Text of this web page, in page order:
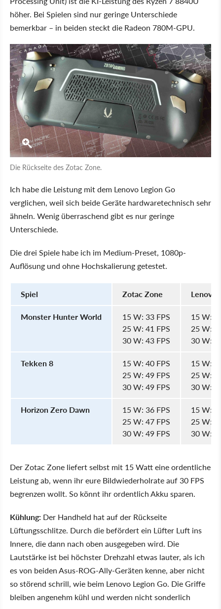
höher. Bei Spielen sind nur geringe Unterschiede
bemerkbar – in beiden steckt die Radeon 780M-GPU.
Die Rückseite des Zotac Zone.
Ich habe die Leistung mit dem Lenovo Legion Go
verglichen, weil sich beide Geräte hardwaretechnisch sehr
ähneln. Wenig überraschend gibt es nur geringe
Unterschiede.
Die drei Spiele habe ich im Medium-Preset, 1080p-
Auflösung und ohne Hochskalierung getestet.
Spiel Zotac Zone
Lenovo
Monster Hunter World
15 W: 33 FPS
25 W: 41 FPS
30 W: 43 FPS
15 W:
25 W:
30 W:
Tekken 8
15 W: 40 FPS
25 W: 49 FPS
30 W: 49 FPS
15 W:
25 W:
30 W:
Horizon Zero Dawn
15 W: 36 FPS
25 W: 47 FPS
30 W: 49 FPS
15 W:
25 W:
30 W:
Der Zotac Zone liefert selbst mit 15 Watt eine ordentliche
Leistung ab, wenn ihr eure Bildwiederholrate auf 30 FPS
begrenzen wollt. So könnt ihr ordentlich Akku sparen.
Kühlung: Der Handheld hat auf der Rückseite
Lüftungsschlitze. Durch die befördert ein Lüfter Luft ins
Innere, die dann nach oben ausgegeben wird. Die
Lautstärke ist bei höchster Drehzahl etwas lauter, als ich
es von beiden Asus-ROG-Ally-Geräten kenne, aber nicht
so störend schrill, wie beim Lenovo Legion Go. Die Griffe
bleiben angenehm kühl und werden nicht sonderlich